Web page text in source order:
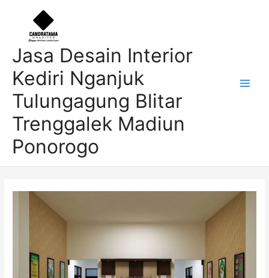
Jasa Desain Interior
Kediri Nganjuk
Tulungagung Blitar
Trenggalek Madiun
Ponorogo
navigation